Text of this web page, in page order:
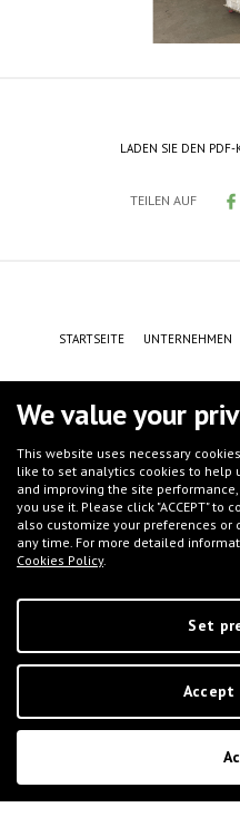
LADEN SIE DEN PDF-
TEILEN AUF
STARTSEITE UNTERNEHMEN
CASE HISTORY F.A.Q.
- email
P.IVA: 02233400205 | C.C.I.A.A. di
capital (i.v.): €
We value your
This website uses necessary
like to set analytics cookies to help
and improving the site
you use it. Please click "ACCEPT" to
also customize your preferences or
any time. For more detailed
Cookies Policy.
Set
Accept